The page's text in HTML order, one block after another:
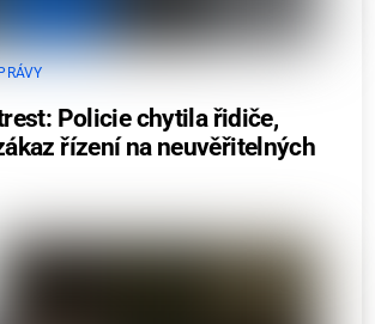
Policie chytila řidiče,
řízení na neuvěřitelných